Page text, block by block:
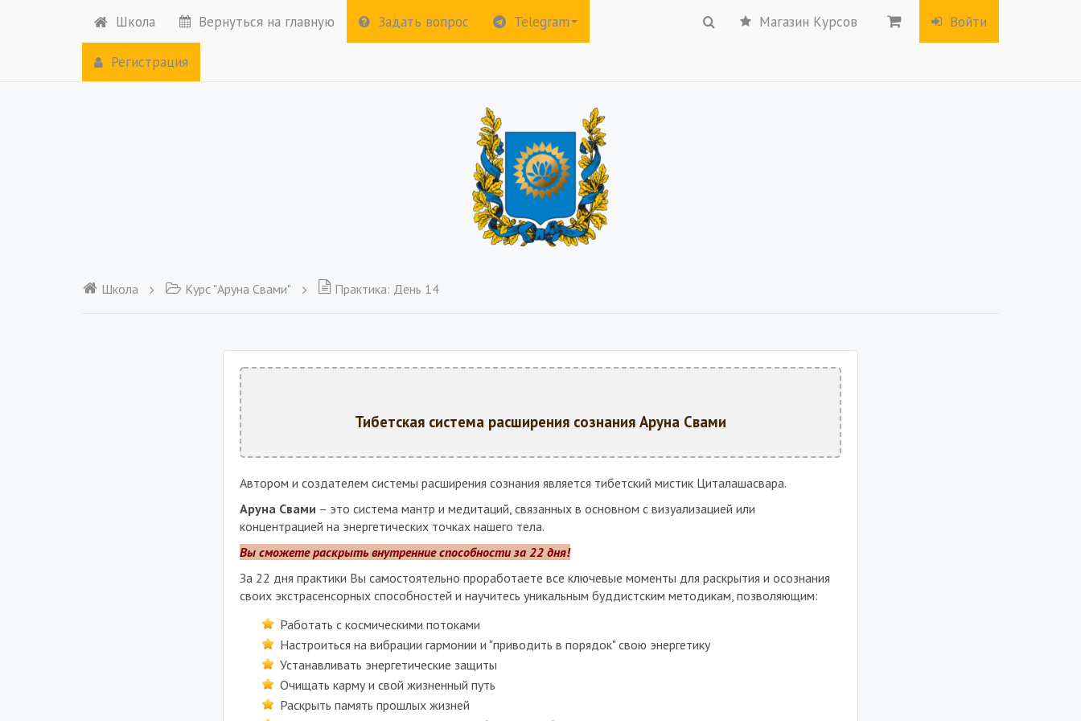
Школа Вернуться на главную Задать вопрос Telegram Магазин Курсов Войти
Регистрация
Школа Курс "Аруна Свами" Практика: День 14
Тибетская система расширения сознания Аруна Свами
Автором и создателем системы расширения сознания является тибетский мистик Циталашасвара.
Аруна Свами – это система мантр и медитаций, связанных в основном с визуализацией или
концентрацией на энергетических точках нашего тела.
Вы сможете раскрыть внутренние способности за 22 дня!
За 22 дня практики Вы самостоятельно проработаете все ключевые моменты для раскрытия и осознания
своих экстрасенсорных способностей и научитесь уникальным буддистским методикам, позволяющим:
Работать с космическими потоками
Настроиться на вибрации гармонии и "приводить в порядок" свою энергетику
Устанавливать энергетические защиты
Очищать карму и свой жизненный путь
Раскрыть память прошлых жизней